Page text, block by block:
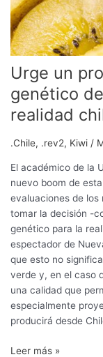
Urge un
genético
realidad
.Chile, .rev2, Kiwi /
El académico de la
nuevo boom de
evaluaciones de los
tomar la decisión -
genético para la
espectador de
que esto no
verde y, en el caso
una calidad que
especialmente
producirá desde
la
realidad
chilena
Leer más »